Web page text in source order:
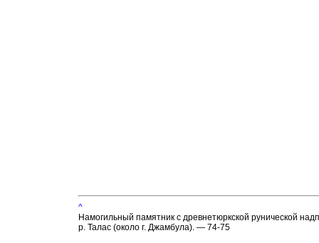
^
Намогильный памятник с древнетюркской рунической
р. Талас (около г. Джамбула). — 74-75